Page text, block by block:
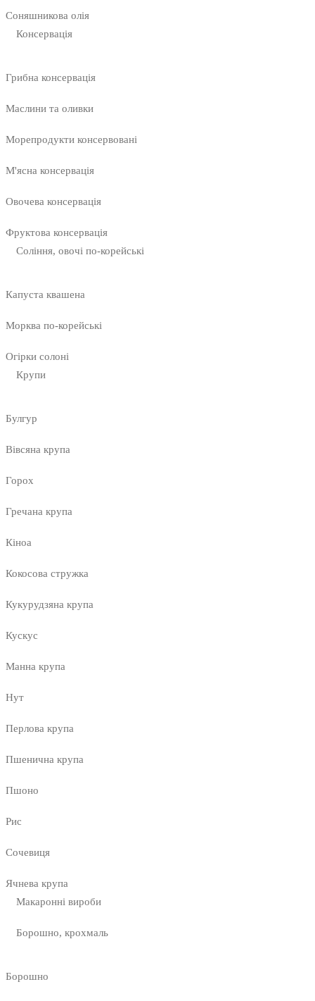
Соняшникова олія
Консервація
Грибна консервація
Маслини та оливки
Морепродукти консервовані
М'ясна консервація
Овочева консервація
Фруктова консервація
Соління, овочі по-корейські
Капуста квашена
Морква по-корейські
Огірки солоні
Крупи
Булгур
Вівсяна крупа
Горох
Гречана крупа
Кіноа
Кокосова стружка
Кукурудзяна крупа
Кускус
Манна крупа
Нут
Перлова крупа
Пшенична крупа
Пшоно
Рис
Сочевиця
Ячнева крупа
Макаронні вироби
Борошно, крохмаль
Борошно